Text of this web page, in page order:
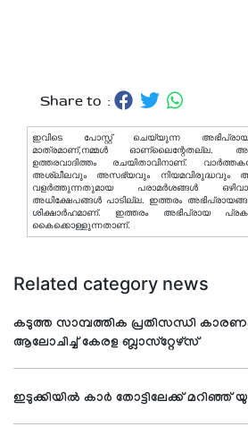
Share to :
ഇവിടെ പോസ്റ്റ് ചെയ്യുന്ന
മാത്രമാണ്,നമ്മൾ ഓണ്ലൈന്റേതല്ല.
ഉത്തരവാദിത്തം രചയിതാവിനാണ്.
അശ്ലീലവും അസഭ്യവും നിയമവിരുദ്ധവും
വളര്‍ത്തുന്നതുമായ പരാമര്‍ശങ്ങള്‍
അധിക്ഷേപങ്ങള്‍ പാടില്ല. ഇത്തരം
ശിക്ഷാര്‍ഹമാണ്. ഇത്തരം അഭിപ്രായ
കൈക്കൊള്ളുന്നതാണ്.
Related category news
കടുത്ത സാമ്പത്തിക പ്രതിസന്ധി
ആലോചിച്ച് കേരള ബ്ലാസ്‌റ്റേഴ്‌സ്
ഇടുക്കിയില്‍ കാര്‍ തോട്ടിലേക്ക് മറിഞ്ഞ്